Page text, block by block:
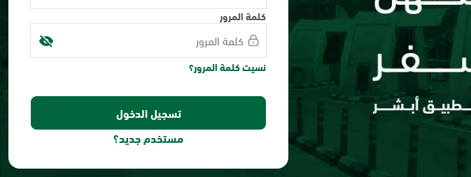
كلمة المرور
نسيت كلمة المرور؟
مستخدم جديد؟